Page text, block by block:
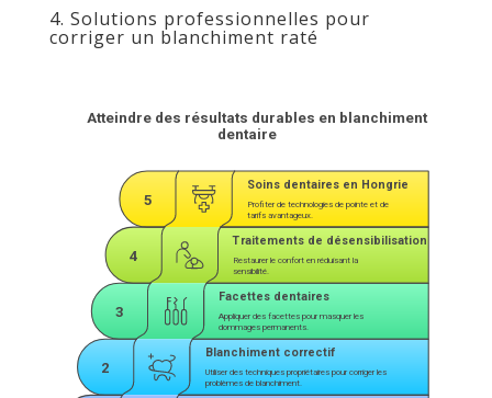
4. Solutions professionnelles pour
corriger un blanchiment raté
Traitements de désensibilisation
4
Restaurer le confort en réduisant la
sensibilité.
Profiter de technologies de pointe et de
tarifs avantageux.
Facettes dentaires
3
Appliquer des facettes pour masquer les
dommages permanents.
5
Soins dentaires en Hongrie
2
Blanchiment correctif
Utiliser des techniques propriétaires pour corriger les
problèmes de blanchiment.
Atteindre des résultats durables en blanchiment
dentaire